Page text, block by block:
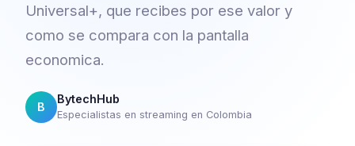
Universal+, que recibes por ese valor y
como se compara con la pantalla
economica.
B
BytechHub
Especialistas en streaming en Colombia